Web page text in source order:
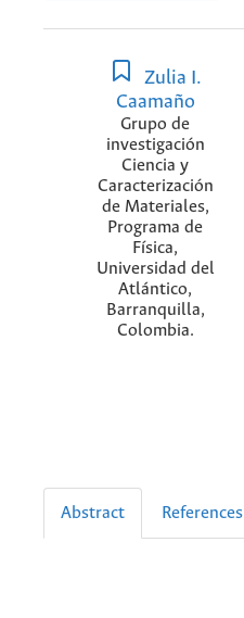
Zulia I.
Caamaño
Grupo de
investigación
Ciencia y
Caracterización
de Materiales,
Programa de
Física,
Universidad del
Atlántico,
Barranquilla,
Colombia.
Abstract References